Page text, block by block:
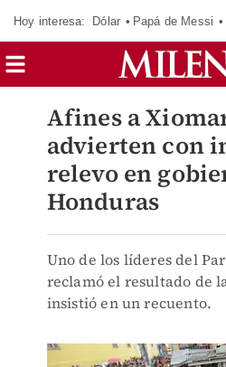
Hoy interesa: Dólar Papá de Messi
Afines a
advierten con
relevo en
Honduras
Uno de los líderes del
reclamó el resultado de
insistió en un recuento.